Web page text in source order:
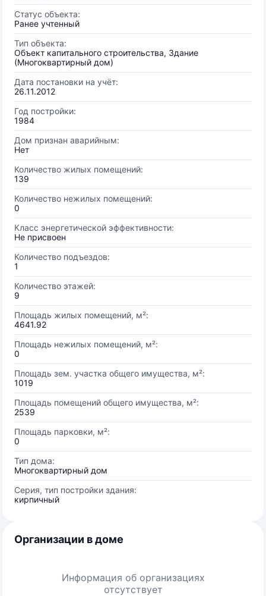
Статус объекта:
Ранее учтенный
Тип объекта:
Объект капитального строительства, Здание
(Многоквартирный дом)
Дата постановки на учёт:
26.11.2012
Год постройки:
1984
Дом признан аварийным:
Нет
Количество жилых помещений:
139
Количество нежилых помещений:
0
Класс энергетической эффективности:
Не присвоен
Количество подъездов:
1
Количество этажей:
9
Площадь жилых помещений, м²:
4641.92
Площадь нежилых помещений, м²:
0
Площадь зем. участка общего имущества, м²:
1019
Площадь помещений общего имущества, м²:
2539
Площадь парковки, м²:
0
Тип дома:
Многоквартирный дом
Серия, тип постройки здания:
кирпичный
Организации в доме
Информация об организациях
отсутствует